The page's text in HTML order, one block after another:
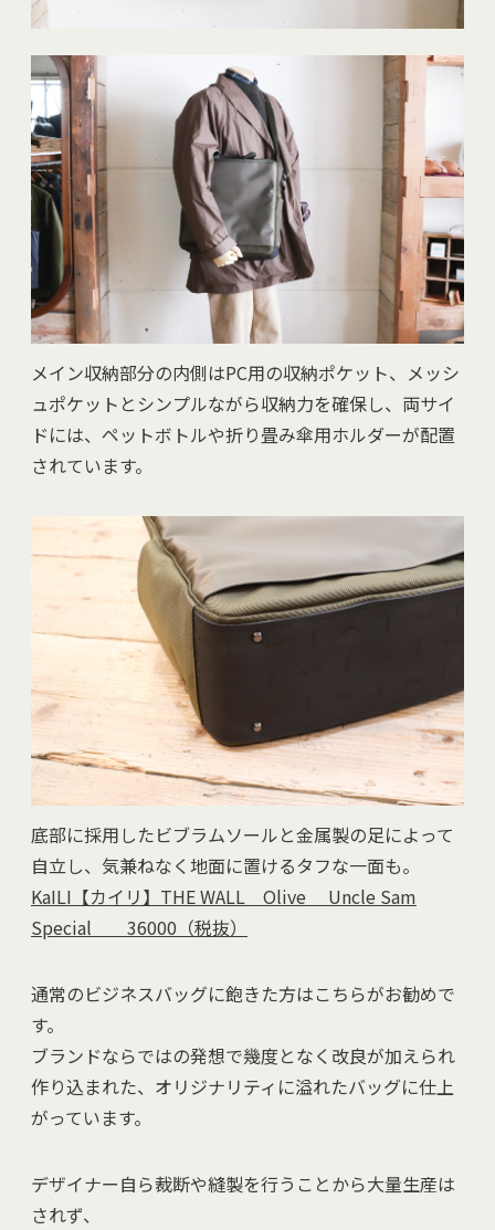
メイン収納部分の内側はPC用の収納ポケット、メッシ
ュポケットとシンプルながら収納力を確保し、両サイ
ドには、ペットボトルや折り畳み傘用ホルダーが配置
されています。
底部に採用したビブラムソールと金属製の足によって
自立し、気兼ねなく地面に置けるタフな一面も。
KaILI【カイリ】THE WALL Olive Uncle Sam
Special 36000（税抜）
通常のビジネスバッグに飽きた方はこちらがお勧めで
す。
ブランドならではの発想で幾度となく改良が加えられ
作り込まれた、オリジナリティに溢れたバッグに仕上
がっています。
デザイナー自ら裁断や縫製を行うことから大量生産は
されず、